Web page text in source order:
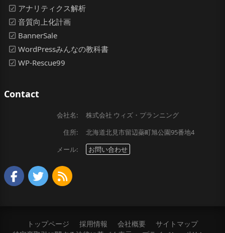
アナリティクス解析
音質向上化計画
BannerSale
WordPressみんなの教科書
WP-Rescue99
Contact
会社名:
株式会社 ウィズ・プランニング
住所:
北海道北見市留辺蘂町旭公園95番地4
メール:
お問い合わせ
トップページ 採用情報 会社概要
サイトマップ